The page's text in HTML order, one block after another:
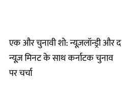
एक और चुनावी शो: न्यूज़लॉन्ड्री और द
न्यूज़ मिनट के साथ कर्नाटक चुनाव
पर चर्चा